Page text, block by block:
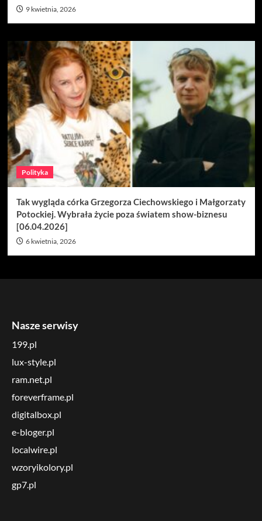
9 kwietnia, 2026
Polityka
Tak wygląda córka Grzegorza Ciechowskiego i Małgorzaty
Potockiej. Wybrała życie poza światem show-biznesu
[06.04.2026]
6 kwietnia, 2026
Nasze serwisy
199.pl
lux-style.pl
ram.net.pl
foreverframe.pl
digitalbox.pl
e-bloger.pl
localwire.pl
wzoryikolory.pl
gp7.pl